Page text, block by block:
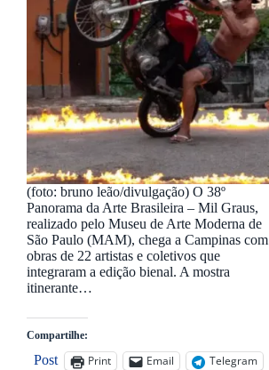
(foto: bruno leão/divulgação) O 38º
Panorama da Arte Brasileira – Mil Graus,
realizado pelo Museu de Arte Moderna de
São Paulo (MAM), chega a Campinas com
obras de 22 artistas e coletivos que
integraram a edição bienal. A mostra
itinerante…
Compartilhe:
Post Print Email
Telegram